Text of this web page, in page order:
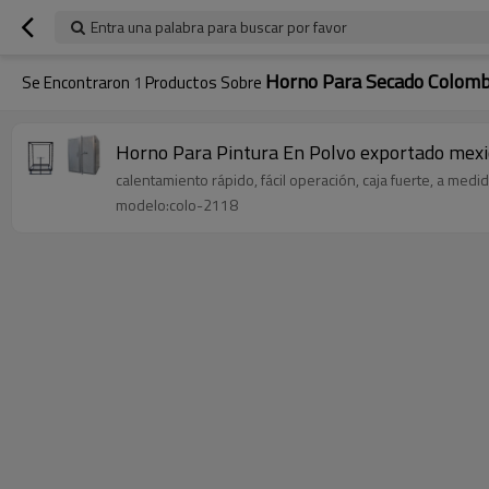
Entra una palabra para buscar por favor
Se Encontraron 1 Productos Sobre Horno Para Secado
Horno Para Pintura En Polvo exportado
calentamiento rápido, fácil operación, caja fuerte, a
modelo:colo-2118